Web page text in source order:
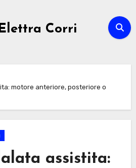
Corri
motore anteriore, posteriore o
assistita: